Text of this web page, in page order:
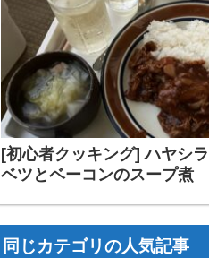
[初心者クッキング] ハヤシ
ベツとベーコンのスープ煮
同じカテゴリの人気記事